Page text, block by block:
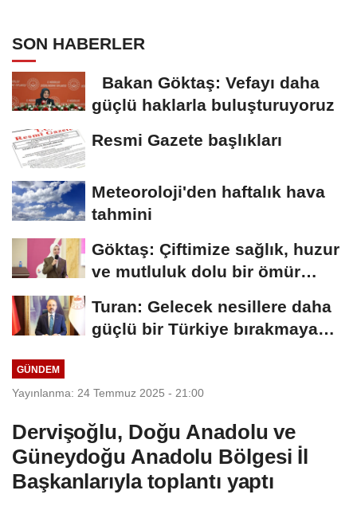
SON HABERLER
Bakan Göktaş: Vefayı daha
güçlü haklarla buluşturuyoruz
Resmi Gazete başlıkları
Meteoroloji'den haftalık hava
tahmini
Göktaş: Çiftimize sağlık, huzur
ve mutluluk dolu bir ömür
Turan: Gelecek nesillere daha
güçlü bir Türkiye bırakmaya
GÜNDEM
Yayınlanma: 24 Temmuz 2025 - 21:00
Dervişoğlu, Doğu Anadolu ve
Güneydoğu Anadolu Bölgesi İl
Başkanlarıyla toplantı yaptı